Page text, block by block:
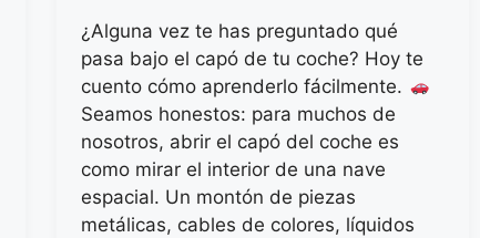
¿Alguna vez te has preguntado qué
pasa bajo el capó de tu coche? Hoy te
cuento cómo aprenderlo fácilmente.
Seamos honestos: para muchos de
nosotros, abrir el capó del coche es
como mirar el interior de una nave
espacial. Un montón de piezas
metálicas, cables de colores, líquidos